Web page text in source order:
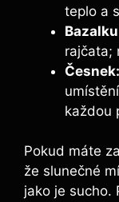
teplo a
rajčata;
Česnek:
každou
Pokud máte
že slunečné
jako je sucho.